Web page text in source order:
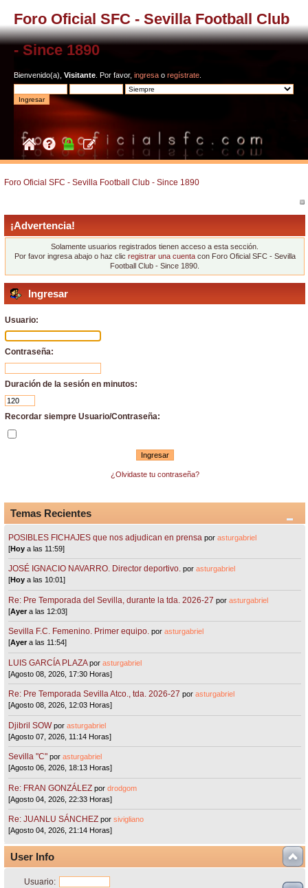
Foro Oficial SFC - Sevilla Football Club
- Since 1890
Bienvenido(a), Visitante . Por favor, ingresa o regístrate
Foro Oficial SFC - Sevilla Football Club - Since 1890
¡Advertencia!
Solamente usuarios registrados tienen acceso a esta sección.
Por favor ingresa abajo o haz clic registrar una cuentacon Foro Oficial SFC - Sevilla
Football Club - Since 1890.
Ingresar
Usuario:
Contraseña:
Duración de la sesión en minutos:
Recordar siempre Usuario/Contraseña:
¿Olvidaste tu contraseña?
Temas Recientes
POSIBLES FICHAJES que nos adjudican en prensa porasturgabriel
[Hoy a las 11:59]
JOSÉ IGNACIO NAVARRO. Director deportivo. porasturgabriel
[Hoy a las 10:01]
Re: Pre Temporada del Sevilla, durante la tda. 2026-27 porasturgabriel
[Ayera las 12:03]
Sevilla F.C. Femenino. Primer equipo. porasturgabriel
[Ayera las 11:54]
LUIS GARCÍA PLAZA porasturgabriel
[Agosto 08, 2026, 17:30 Horas]
Re: Pre Temporada Sevilla Atco., tda. 2026-27 porasturgabriel
[Agosto 08, 2026, 12:03 Horas]
Djibril SOW porasturgabriel
[Agosto 07, 2026, 11:14 Horas]
Sevilla "C"porasturgabriel
[Agosto 06, 2026, 18:13 Horas]
Re: FRAN GONZÁLEZ pordrodgom
[Agosto 04, 2026, 22:33 Horas]
Re: JUANLU SÁNCHEZ porsivigliano
[Agosto 04, 2026, 21:14 Horas]
User Info
Usuario: